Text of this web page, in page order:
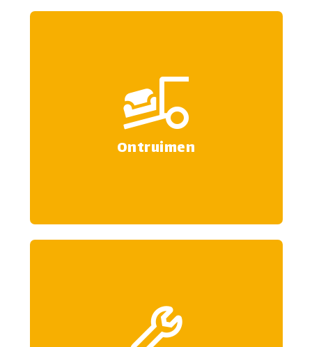
Ontruimen